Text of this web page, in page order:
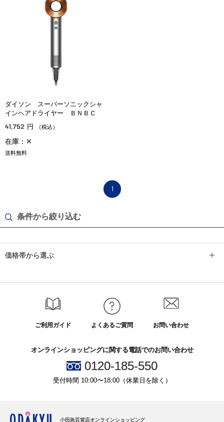
条件から絞り込む
価格帯から選ぶ
ダイソン スーパーソニックシャ
インヘアドライヤー ＢＮＢＣ
41,752 円 （税込）
在庫：✕
送料無料
1
ご利用ガイド よくあるご質問 お問い合わせ
オンラインショッピングに関する電話でのお問い合わせ
0120-185-550
受付時間 10:00〜18:00（休業日を除く）
小田急百貨店オンラインショッピング